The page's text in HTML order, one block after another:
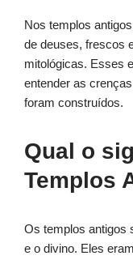
Nos templos
de deuses, frescos
mitológicas. Esses
entender as
foram construídos.
Qual o
Templos
Os templos antigos
e o divino. Eles